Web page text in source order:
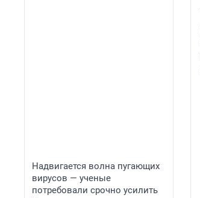
Надвигается волна пугающих
вирусов — ученые
потребовали срочно усилить